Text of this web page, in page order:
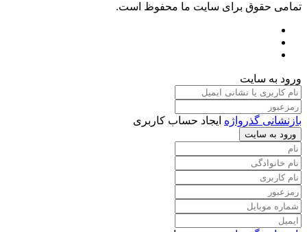
تمامی حقوق برای سایت ما محفوظ است.
ورود به سایت
بازنشانی گذرواژه ایجاد حساب کاربری
ورود به سایت